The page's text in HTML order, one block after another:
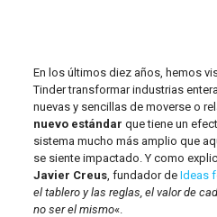
En los últimos diez años, hemos
Tinder transformar industrias
nuevas y sencillas de moverse o
nuevo estándar que tiene un
sistema mucho más amplio que
se siente impactado. Y como
Javier Creus, fundador de Ideas
el tablero y las reglas, el valor de
no ser el mismo«.